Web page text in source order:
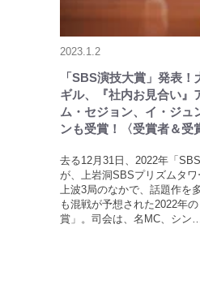
2023.1.2
「SBS演技大賞」発表
ギル、『社内お見合い』
ム・セジョン、イ・ジュ
ンも受賞！〈受賞者＆受
去る12月31日、2022年「
が、上岩洞SBSプリズムタ
上波3局のなかで、話題作を
も混戦が予想された2022年
賞」。司会は、名MC、シン